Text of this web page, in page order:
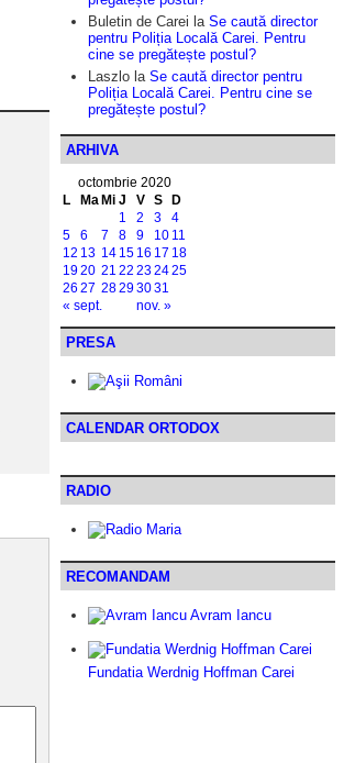
Buletin de Carei la Se caută director
pentru Poliția Locală Carei. Pentru
cine se pregătește postul?
Laszlo la Se caută director pentru
Poliția Locală Carei. Pentru cine se
pregătește postul?
ARHIVA
octombrie 2020
L
Ma Mi J V S D
« sept. nov. »
1 2 3
4
5
6 7 8 9 10 11
12 13 14 15 16 17 18
1920 21 22 232425
26 27 28293031
PRESA
CALENDAR ORTODOX
RADIO
RECOMANDAM
Avram Iancu
Fundatia Werdnig Hoffman Carei